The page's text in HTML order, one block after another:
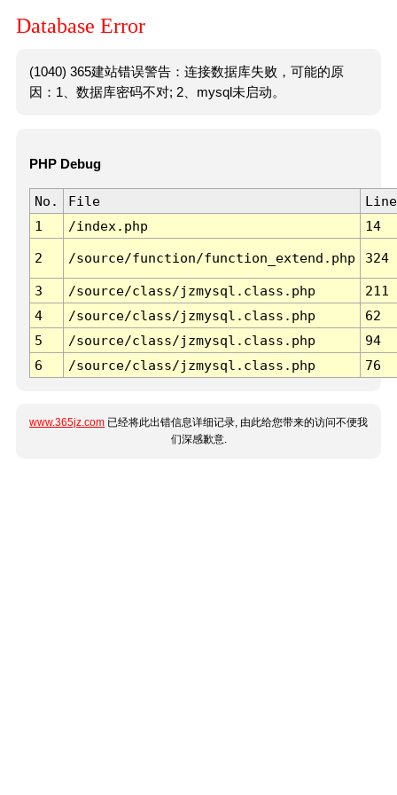
Database Error
(1040) 365建站错误警告：连接数据库失败，可能的原
因：1、数据库密码不对; 2、mysql未启动。
PHP Debug
No. File
Line
1
/index.php 14
2 /source/function/function_extend.php 324
3 /source/class/jzmysql.class.php
211
4
/source/class/jzmysql.class.php
62
5
/source/class/jzmysql.class.php
94
6
/source/class/jzmysql.class.php 76
www.365jz.com 已经将此出错信息详细记录, 由此给您带来的访问不便我
们深感歉意.